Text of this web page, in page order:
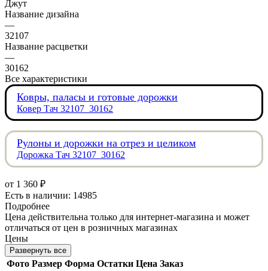
Джут
Название дизайна
—
32107
Название расцветки
—
30162
Все характеристики
Ковры, паласы и готовые дорожки
Ковер Тач 32107_30162
Рулоны и дорожки на отрез и целиком
Дорожка Тач 32107_30162
от 1 360 ₽
Есть в наличии: 14985
Подробнее
Цена действительна только для интернет-магазина и может
отличаться от цен в розничных магазинах
Цены
Развернуть все
Фото Размер Форма Остатки Цена Заказ